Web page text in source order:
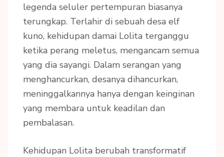
legenda seluler pertempuran biasanya
terungkap. Terlahir di sebuah desa elf
kuno, kehidupan damai Lolita terganggu
ketika perang meletus, mengancam semua
yang dia sayangi. Dalam serangan yang
menghancurkan, desanya dihancurkan,
meninggalkannya hanya dengan keinginan
yang membara untuk keadilan dan
pembalasan.
Kehidupan Lolita berubah transformatif